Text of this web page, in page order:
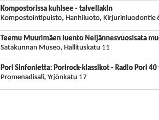
Kompostorissa kuhisee - talvellakin
Kompostointipuisto, Hanhiluoto, Kirjurinluodontie
Teemu Muurimäen luento Neljännesvuosisata
Satakunnan Museo, Hallituskatu 11
Pori Sinfonietta: Porirock-klassikot - Radio Pori
Promenadisali, Yrjönkatu 17